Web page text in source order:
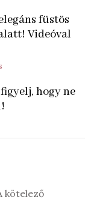
füstös
Videóval
hogy ne
kötelező